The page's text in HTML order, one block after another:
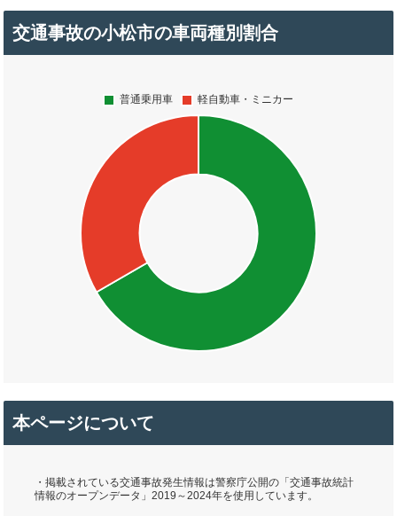
交通事故の小松市の車両種別割合
本ページについて
・掲載されている交通事故発生情報は警察庁公開の「交通事故統計
情報のオープンデータ」2019～2024年を使用しています。